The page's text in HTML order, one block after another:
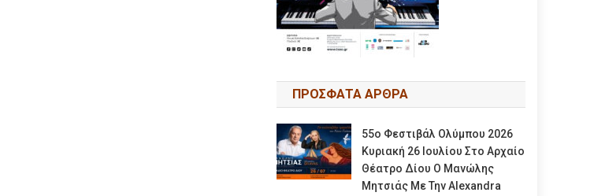
ΠΡΟΣΦΑΤΑ ΑΡΘΡΑ
55ο Φεστιβάλ Ολύμπου 2026
Κυριακή 26 Ιουλίου Στο Αρχαίο
Θέατρο Δίου Ο Μανώλης
Μητσιάς Με Την Alexandra